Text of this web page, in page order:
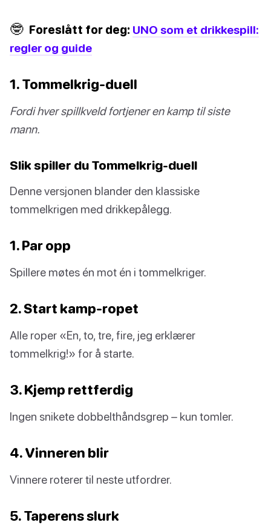
🤓 Foreslått for deg: UNO som et drikkespill:
regler og guide
1. Tommelkrig-duell
Fordi hver spillkveld fortjener en kamp til siste
mann.
Slik spiller du Tommelkrig-duell
Denne versjonen blander den klassiske
tommelkrigen med drikkepålegg.
1. Par opp
Spillere møtes én mot én i tommelkriger.
2. Start kamp-ropet
Alle roper «En, to, tre, fire, jeg erklærer
tommelkrig!» for å starte.
3. Kjemp rettferdig
Ingen snikete dobbelthåndsgrep – kun tomler.
4. Vinneren blir
Vinnere roterer til neste utfordrer.
5. Taperens slurk